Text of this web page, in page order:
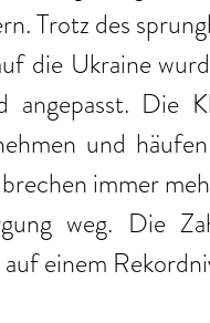
Trotz des
die Ukraine
angepasst. Die
und
immer
weg. Die
einem